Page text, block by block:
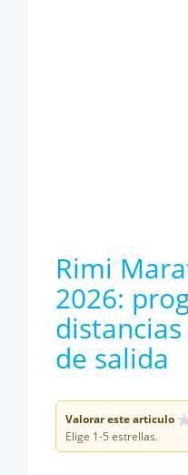
Rimi
2026:
de salida
Valorar este articulo
Elige 1-5 estrellas.